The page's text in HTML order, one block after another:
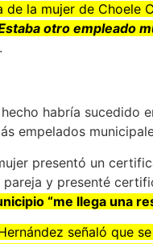
la mujer de Choele
otro empleado
habría sucedido
empelados
presentó un
pareja y presenté
“me llega una
señaló que